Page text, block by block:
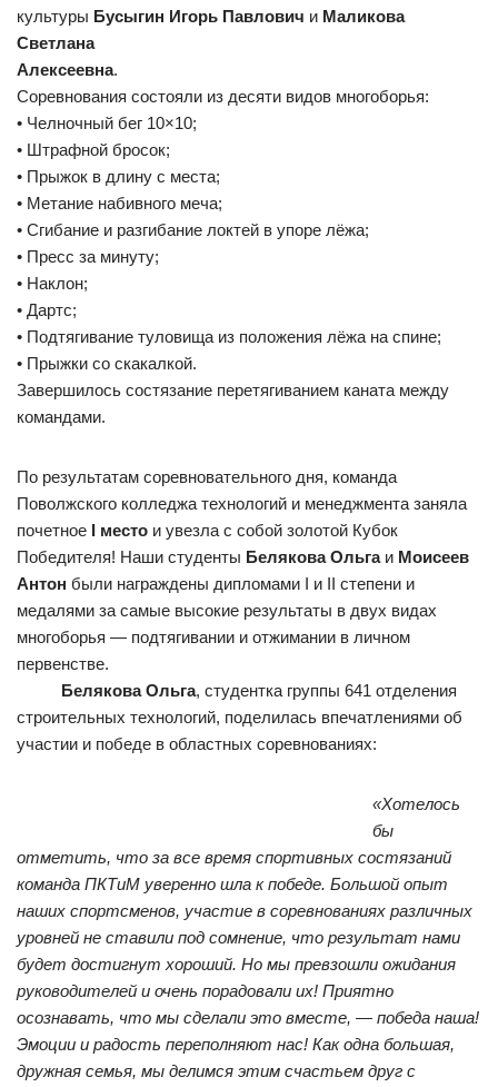
культуры Бусыгин Игорь Павлович и Маликова
Светлана
Алексеевна.
Соревнования состояли из десяти видов многоборья:
• Челночный бег 10×10;
• Штрафной бросок;
• Прыжок в длину с места;
• Метание набивного меча;
• Сгибание и разгибание локтей в упоре лёжа;
• Пресс за минуту;
• Наклон;
• Дартс;
• Подтягивание туловища из положения лёжа на спине;
• Прыжки со скакалкой.
Завершилось состязание перетягиванием каната между
командами.
По результатам соревновательного дня, команда
Поволжского колледжа технологий и менеджмента заняла
почетное I место и увезла с собой золотой Кубок
Победителя! Наши студенты Белякова Ольгаи Моисеев
Антон были награждены дипломами I и II степени и
медалями за самые высокие результаты в двух видах
многоборья — подтягивании и отжимании в личном
первенстве.
Белякова Ольга, студентка группы 641 отделения
строительных технологий, поделилась впечатлениями об
участии и победе в областных соревнованиях:
«Хотелось
бы
отметить, что за все время спортивных состязаний
команда ПКТиМ уверенно шла к победе. Большой опыт
наших спортсменов, участие в соревнованиях различных
уровней не ставили под сомнение, что результат нами
будет достигнут хороший. Но мы превзошли ожидания
руководителей и очень порадовали их! Приятно
осознавать, что мы сделали это вместе, — победа наша!
Эмоции и радость переполняют нас! Как одна большая,
дружная семья, мы делимся этим счастьем друг с